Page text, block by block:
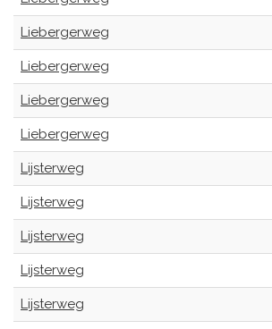
Liebergerweg
Liebergerweg
Liebergerweg
Liebergerweg
Lijsterweg
Lijsterweg
Lijsterweg
Lijsterweg
Lijsterweg